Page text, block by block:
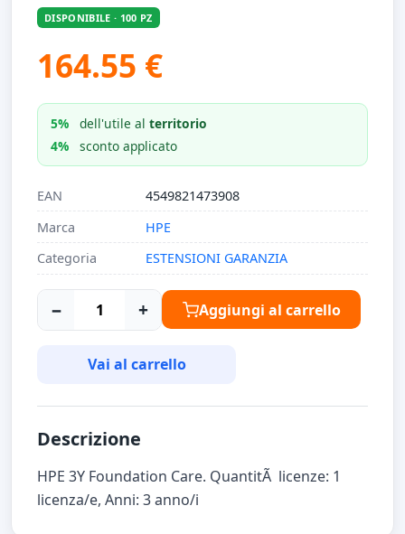
DISPONIBILE · 100 PZ
164.55 €
5% dell'utile alterritorio
4%
sconto applicato
EAN
4549821473908
Marca
HPE
Categoria
ESTENSIONI GARANZIA
− + Aggiungi al carrello
Vai al carrello
Descrizione
HPE 3Y Foundation Care. QuantitÃ licenze: 1
licenza/e, Anni: 3 anno/i